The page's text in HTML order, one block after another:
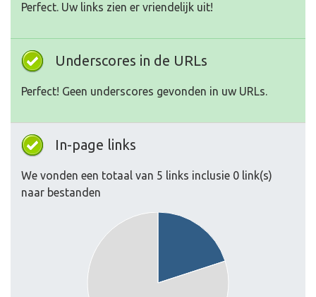
Perfect. Uw links zien er vriendelijk uit!
Underscores in de URLs
Perfect! Geen underscores gevonden in uw URLs.
In-page links
We vonden een totaal van 5 links inclusie 0 link(s)
naar bestanden